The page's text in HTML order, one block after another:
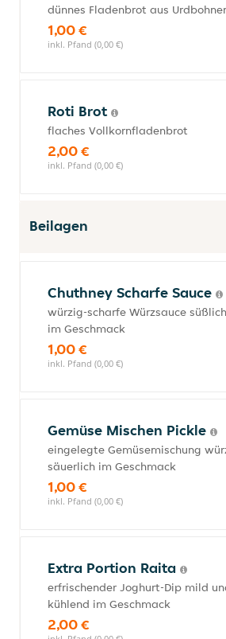
dünnes Fladenbrot aus
1,00 €
inkl. Pfand (0,00 €)
Roti Brot
flaches Vollkornfladenbrot
2,00 €
inkl. Pfand (0,00 €)
Beilagen
Chuthney Scharfe Sauce
würzig-scharfe Würzsauce
im Geschmack
1,00 €
inkl. Pfand (0,00 €)
Gemüse Mischen Pickle
eingelegte Gemüsemischung
säuerlich im Geschmack
1,00 €
inkl. Pfand (0,00 €)
Extra Portion Raita
erfrischender Joghurt-Dip mild
kühlend im Geschmack
2,00 €